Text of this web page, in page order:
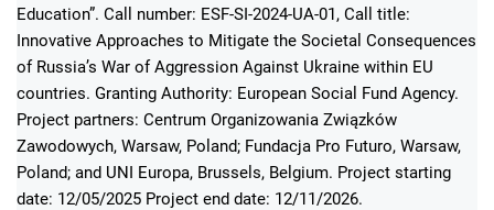
Education”. Call number: ESF-SI-2024-UA-01, Call title:
Innovative Approaches to Mitigate the Societal Consequences
of Russia’s War of Aggression Against Ukraine within EU
countries. Granting Authority: European Social Fund Agency.
Project partners: Centrum Organizowania Związków
Zawodowych, Warsaw, Poland; Fundacja Pro Futuro, Warsaw,
Poland; and UNI Europa, Brussels, Belgium. Project starting
date: 12/05/2025 Project end date: 12/11/2026.